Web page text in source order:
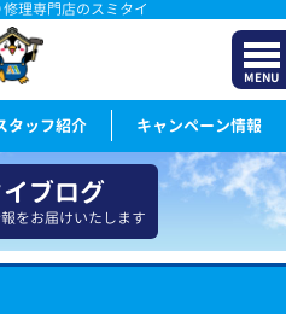
理専門店のスミタイ
MENU
タッフ紹介 キャンペーン情報
ブログ
をお届けいたします